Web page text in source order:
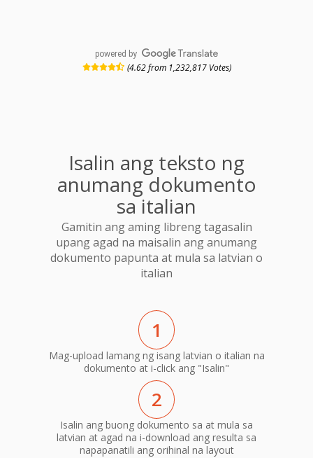
powered by
(4.62 from 1,232,817 Votes)
Isalin ang teksto ng
anumang dokumento
sa italian
Gamitin ang aming libreng tagasalin
upang agad na maisalin ang anumang
dokumento papunta at mula sa latvian o
italian
1
Mag-upload lamang ng isang latvian o italian na
dokumento at i-click ang "Isalin"
2
Isalin ang buong dokumento sa at mula sa
latvian at agad na i-download ang resulta sa
napapanatili ang orihinal na layout